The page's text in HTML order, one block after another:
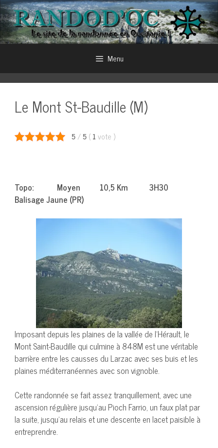
Aller
au
contenu
Menu
Le Mont St-Baudille (M)
5 /5 ( 1 vote )
Topo: Moyen 10,5 Km 3H30
Balisage Jaune (PR)
Imposant depuis les plaines de la vallée de l’Hérault, le
Mont Saint-Baudille qui culmine à 848M est une véritable
barrière entre les causses du Larzac avec ses buis et les
plaines méditerranéennes avec son vignoble.
Cette randonnée se fait assez tranquillement, avec une
ascension régulière jusqu’au Pioch Farrio, un faux plat par
la suite, jusqu’au relais et une descente en lacet paisible à
entreprendre.